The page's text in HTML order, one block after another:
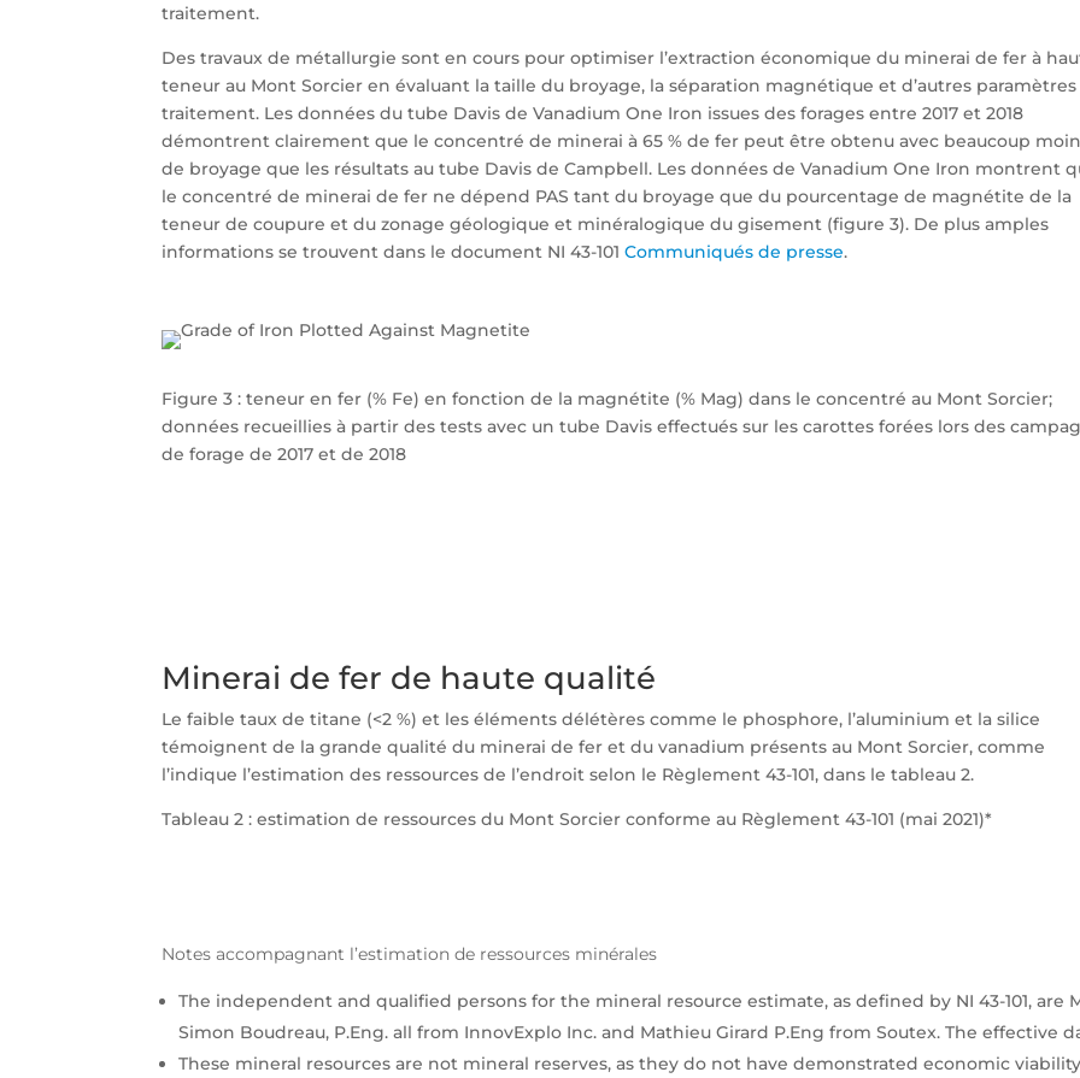
traitement.
Des travaux de métallurgie sont en cours pour optimiser l’extraction économique du minerai de fer à
teneur au Mont Sorcier en évaluant la taille du broyage, la séparation magnétique et d’autres paramètres
traitement. Les données du tube Davis de Vanadium One Iron issues des forages entre 2017 et 2018
démontrent clairement que le concentré de minerai à 65 % de fer peut être obtenu avec beaucoup
de broyage que les résultats au tube Davis de Campbell. Les données de Vanadium One Iron montrent
le concentré de minerai de fer ne dépend PAS tant du broyage que du pourcentage de magnétite de la
teneur de coupure et du zonage géologique et minéralogique du gisement (figure 3). De plus amples
informations se trouvent dans le document NI 43-101Communiqués de presse.
Figure 3 : teneur en fer (% Fe) en fonction de la magnétite (% Mag) dans le concentré au Mont Sorcier;
données recueillies à partir des tests avec un tube Davis effectués sur les carottes forées lors des
de forage de 2017 et de 2018
Minerai de fer de haute qualité
Le faible taux de titane (<2 %) et les éléments délétères comme le phosphore, l’aluminium et la silice
témoignent de la grande qualité du minerai de fer et du vanadium présents au Mont Sorcier, comme
l’indique l’estimation des ressources de l’endroit selon le Règlement 43-101, dans le tableau 2.
Tableau 2 : estimation de ressources du Mont Sorcier conforme au Règlement 43-101 (mai 2021)*
Notes accompagnant l’estimation de ressources minérales
The independent and qualified persons for the mineral resource estimate, as defined by NI 43-101, are
Simon Boudreau, P.Eng. all from InnovExplo Inc. and Mathieu Girard P.Eng from Soutex. The effective
These mineral resources are not mineral reserves, as they do not have demonstrated economic